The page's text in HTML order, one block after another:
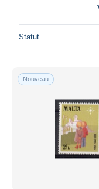
Statut
Nouveau